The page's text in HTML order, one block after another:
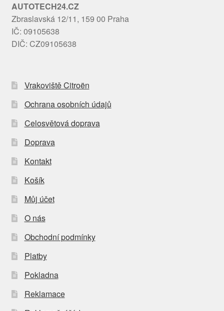
AUTOTECH24.CZ
Zbraslavská 12/11, 159 00 Praha
IČ: 09105638
DIČ: CZ09105638
Vrakoviště Citroën
Ochrana osobních údajů
Celosvětová doprava
Doprava
Kontakt
Košík
Můj účet
O nás
Obchodní podmínky
Platby
Pokladna
Reklamace